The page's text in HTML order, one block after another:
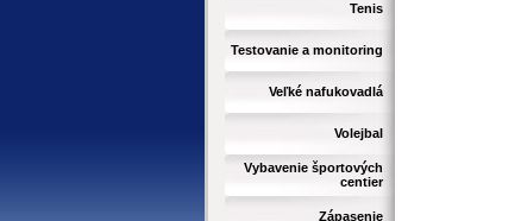
Tenis
Testovanie a monitoring
Veľké nafukovadlá
Volejbal
Vybavenie športových
centier
Zápasenie